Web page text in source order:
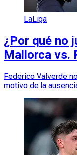
LaLiga
¿Por qué no
Mallorca vs.
Federico Valverde
motivo de la